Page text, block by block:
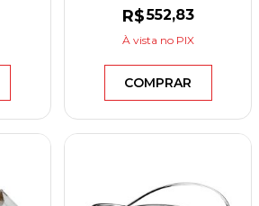
R$552,83
À vista no PIX
COMPRAR